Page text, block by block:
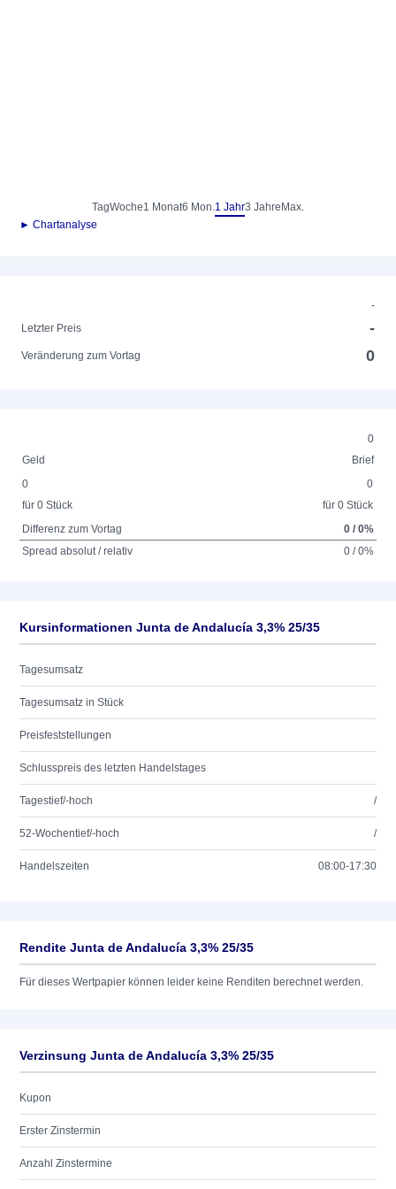
TagWoche1 Monat6 Mon.1 Jahr3 Jahre Max.
► Chartanalyse
-
Letzter Preis
-
Veränderung zum Vortag 0
0
Geld
Brief
0
für 0 Stück
0
für 0 Stück
Differenz zum Vortag
0 / 0%
Spread absolut / relativ
0 / 0%
Kursinformationen Junta de Andalucía 3,3% 25/35
Tagesumsatz
Tagesumsatz in Stück
Preisfeststellungen
Schlusspreis des letzten Handelstages
Tagestief/-hoch /
52-Wochentief/-hoch /
Handelszeiten 08:00-17:30
Rendite Junta de Andalucía 3,3% 25/35
Für dieses Wertpapier können leider keine Renditen berechnet werden.
Verzinsung Junta de Andalucía 3,3% 25/35
Kupon
Erster Zinstermin
Anzahl Zinstermine